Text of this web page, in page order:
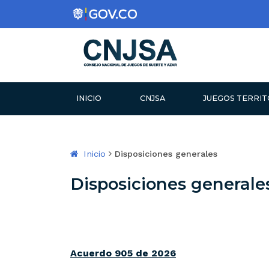
CONSEJO NACIONAL
INICIO CNJSA JUEGOS
Inicio Disposiciones generales
Disposiciones
Acuerdo 905 de 2026